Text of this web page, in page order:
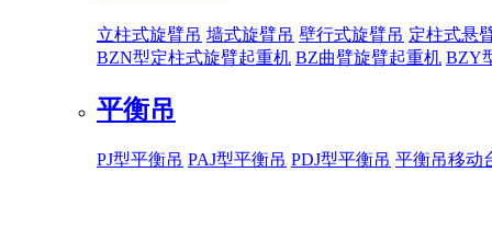
立柱式旋臂吊 墙式旋臂吊 壁行式旋臂吊 定柱式悬
BZN型定柱式旋臂起重机 BZ曲臂旋臂起重机 BZY
平衡吊
PJ型平衡吊 PAJ型平衡吊 PDJ型平衡吊 平衡吊移动